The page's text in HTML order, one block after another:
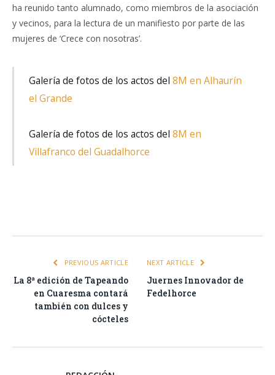
ha reunido tanto alumnado, como miembros de la asociación
y vecinos, para la lectura de un manifiesto por parte de las
mujeres de ‘Crece con nosotras’.
Galería de fotos de los actos del 8M en Alhaurín
el Grande
Galería de fotos de los actos del 8M en
Villafranco del Guadalhorce
PREVIOUS ARTICLE
La 8ª edición de Tapeando
en Cuaresma contará
también con dulces y
cócteles
NEXT ARTICLE
Juernes Innovador de
Fedelhorce